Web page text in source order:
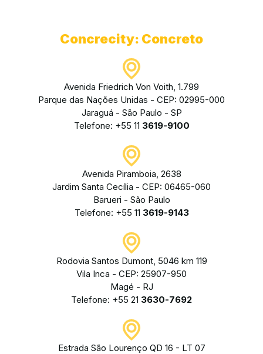
Concrecity: Concreto
Avenida Friedrich Von Voith, 1.799
Parque das Nações Unidas - CEP: 02995-000
Jaraguá - São Paulo - SP
Telefone: +55 11 3619-9100
Avenida Piramboia, 2638
Jardim Santa Cecília - CEP: 06465-060
Barueri - São Paulo
Telefone: +55 11 3619-9143
Rodovia Santos Dumont, 5046 km 119
Vila Inca - CEP: 25907-950
Magé - RJ
Telefone: +55 21 3630-7692
Estrada São Lourenço QD 16 - LT 07